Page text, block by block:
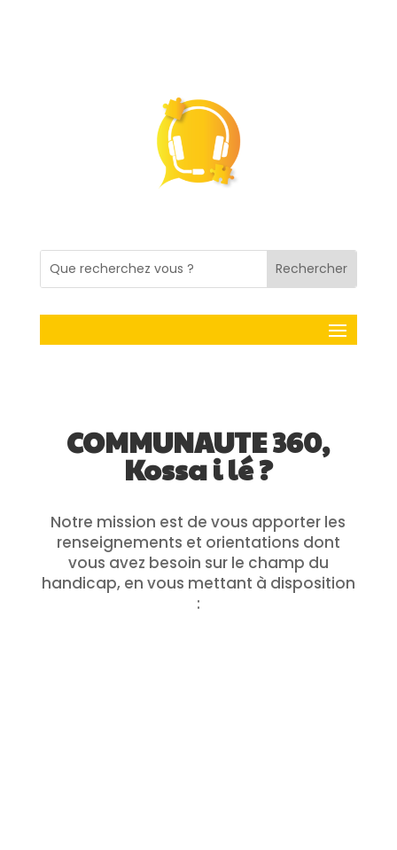
COMMUNAUTE 360,
Kossa i lé ?
Notre mission est de vous apporter les
renseignements et orientations dont
vous avez besoin sur le champ du
handicap, en vous mettant à disposition
: